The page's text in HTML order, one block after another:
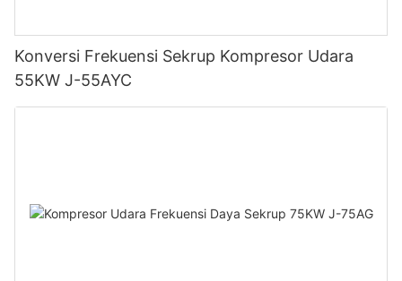
Konversi Frekuensi Sekrup Kompresor Udara
55KW J-55AYC